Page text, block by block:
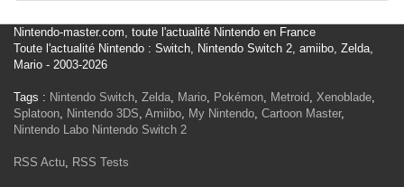
Nintendo-master.com, toute l'actualité Nintendo en France
Toute l'actualité Nintendo : Switch, Nintendo Switch 2, amiibo, Zelda,
Mario - 2003-2026
Tags : Nintendo Switch, Zelda, Mario, Pokémon, Metroid, Xenoblade,
Splatoon, Nintendo 3DS, Amiibo, My Nintendo, Cartoon Master,
Nintendo Labo Nintendo Switch 2
RSS Actu, RSS Tests